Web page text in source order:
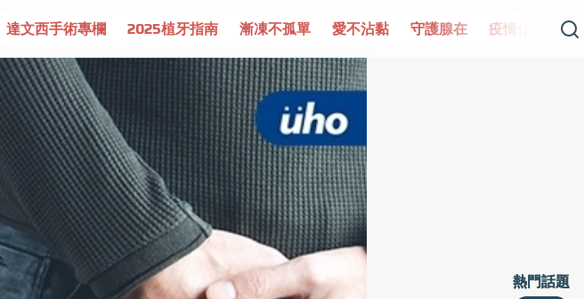
達文西手術專欄 2025植牙指南 漸凍不孤單 愛不沾黏 守護腺在 疫情保衛戰
熱門話題
熱門話題